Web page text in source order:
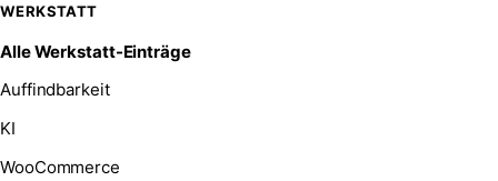
WERKSTATT
Alle Werkstatt-Einträge
Auffindbarkeit
KI
WooCommerce